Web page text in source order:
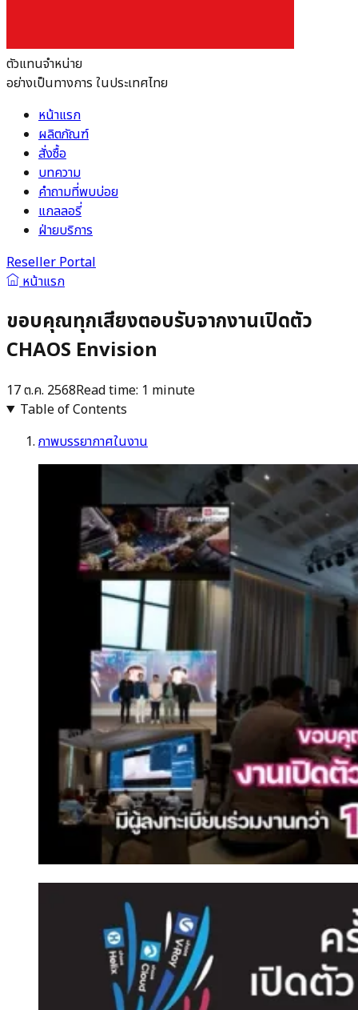
ตัวแทนจำหน่าย
อย่างเป็นทางการ ในประเทศไทย
หน้าแรก
ผลิตภัณฑ์
สั่งซื้อ
บทความ
คำถามที่พบบ่อย
แกลลอรี่
ฝ่ายบริการ
Reseller Portal
หน้าแรก
ขอบคุณทุกเสียงตอบรับจากงานเปิดตัว
CHAOS Envision
17 ต.ค. 2568Read time: 1 minute
Table of Contents
ภาพบรรยากาศในงาน